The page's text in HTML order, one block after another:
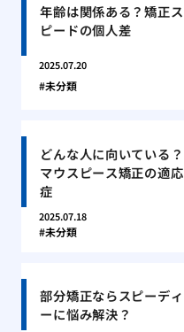
年齢は関係ある？矯正ス
ピードの個人差
2025.07.20
未分類
どんな人に向いている？
マウスピース矯正の適応
症
2025.07.18
未分類
部分矯正ならスピーディ
ーに悩み解決？